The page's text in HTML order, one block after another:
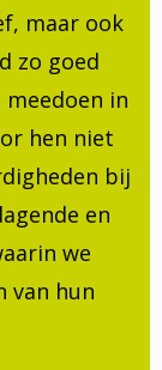
maar ook
zo goed
in
hen niet
bij
en
we
van hun